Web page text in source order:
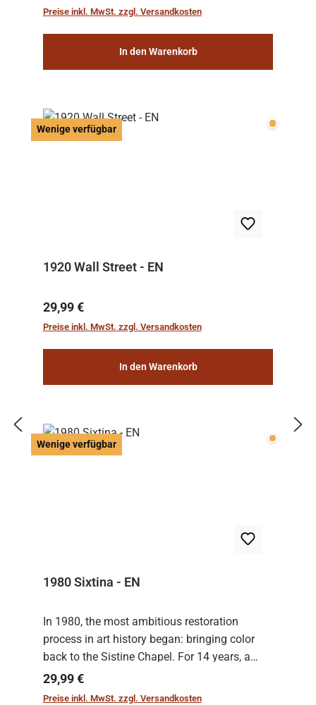
work: “Le Voyage dans la Lune” (“A Trip to...
Preise inkl. MwSt. zzgl. Versandkosten
In den Warenkorb
Wenige verfügbar Wenige
1920 Wall Street - EN
Regulärer Preis:
29,99 €
Preise inkl. MwSt. zzgl. Versandkosten
In den Warenkorb
Wenige verfügbar Wenige
1980 Sixtina - EN
In 1980, the most ambitious restoration
process in art history began: bringing color
back to the Sistine Chapel. For 14 years, a
team of experts from the Vatican undertook
the meticulous job of cleaning and
Regulärer Preis:
29,99 €
Preise inkl. MwSt. zzgl. Versandkosten